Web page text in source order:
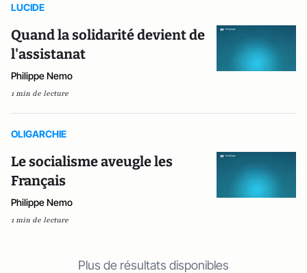
LUCIDE
Quand la solidarité devient de
l'assistanat
Philippe Nemo
1 min de lecture
OLIGARCHIE
Le socialisme aveugle les
Français
Philippe Nemo
1 min de lecture
Plus de résultats disponibles